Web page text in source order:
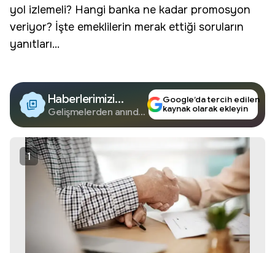
yol izlemeli? Hangi banka ne kadar promosyon
veriyor? İşte emeklilerin merak ettiği soruların
yanıtları...
Haberlerimizi
Google'da Takip
Edin
Gelişmelerden anında
Google’da tercih edilen
kaynak olarak ekleyin
1